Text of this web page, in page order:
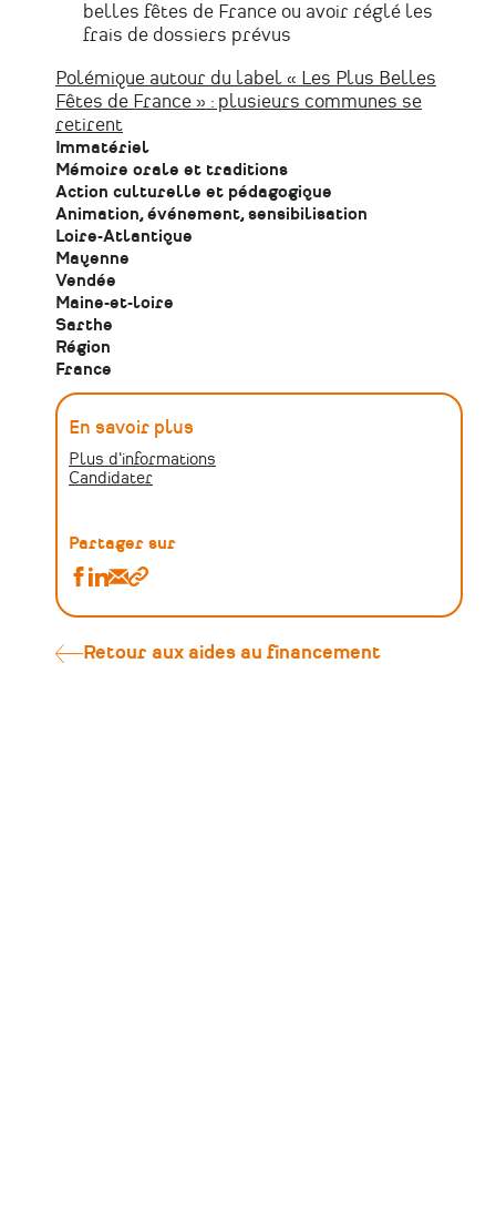
belles fêtes de France ou avoir réglé les
frais de dossiers prévus
Liens
internes
Polémique autour du label « Les Plus Belles
Fêtes de France » : plusieurs communes se
retirent
Immatériel
Mémoire orale et traditions
Action culturelle et pédagogique
Animation, événement, sensibilisation
Loire-Atlantique
Mayenne
Vendée
Maine-et-loire
Sarthe
Région
France
En savoir plus
Plus d'informations
Candidater
Partager sur
Partager
les
fêtes
Partager
les
fêtes
Partager
les
fêtes
lien
Retour aux aides au financement